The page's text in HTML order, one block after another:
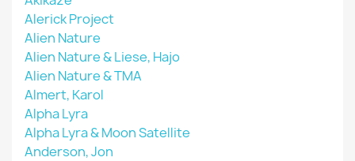
Alerick Project
Alien Nature
Alien Nature & Liese, Hajo
Alien Nature & TMA
Almert, Karol
Alpha Lyra
Alpha Lyra & Moon Satellite
Anderson, Jon